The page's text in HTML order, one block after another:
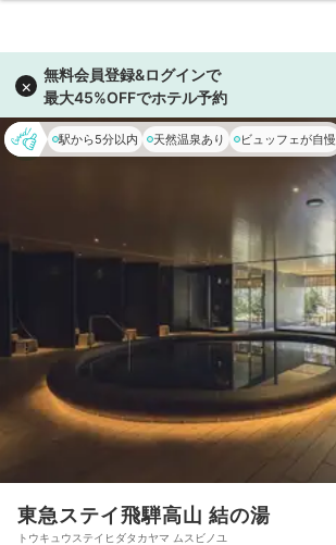
駅から5分以内 天然温泉あり ビュッフェが自慢
東急ステイ飛騨高山 結の湯
トウキュウステイヒダタカヤマ ムスビノユ